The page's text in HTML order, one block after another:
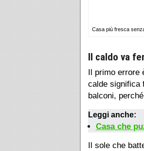
Casa più fresca
Il caldo va
Il primo errore
calde significa
balconi,
Leggi anche:
Casa che
Il sole che